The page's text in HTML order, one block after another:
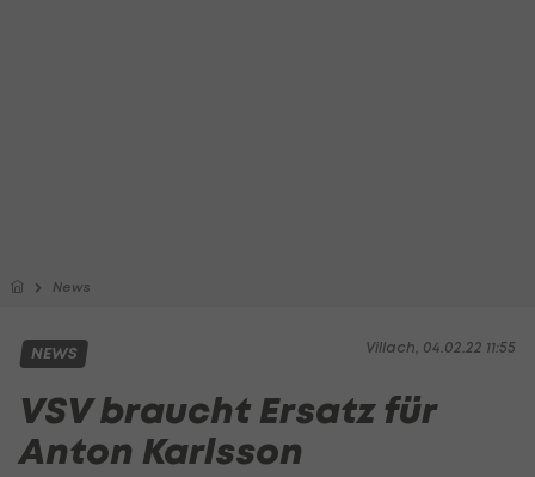
News
Villach, 04.02.22 11:55
NEWS
VSV braucht Ersatz für
Anton Karlsson